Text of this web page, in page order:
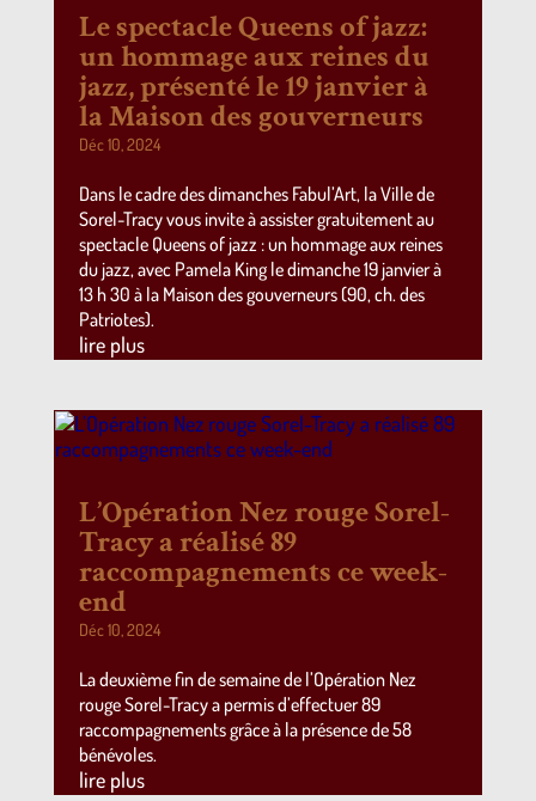
Le spectacle Queens of jazz:
un hommage aux reines du
jazz, présenté le 19 janvier à
la Maison des gouverneurs
Déc 10, 2024
Dans le cadre des dimanches Fabul’Art, la Ville de
Sorel-Tracy vous invite à assister gratuitement au
spectacle Queens of jazz : un hommage aux reines
du jazz, avec Pamela King le dimanche 19 janvier à
13 h 30 à la Maison des gouverneurs (90, ch. des
Patriotes).
lire plus
L’Opération Nez rouge Sorel-
Tracy a réalisé 89
raccompagnements ce week-
end
Déc 10, 2024
La deuxième fin de semaine de l’Opération Nez
rouge Sorel-Tracy a permis d’effectuer 89
raccompagnements grâce à la présence de 58
bénévoles.
lire plus